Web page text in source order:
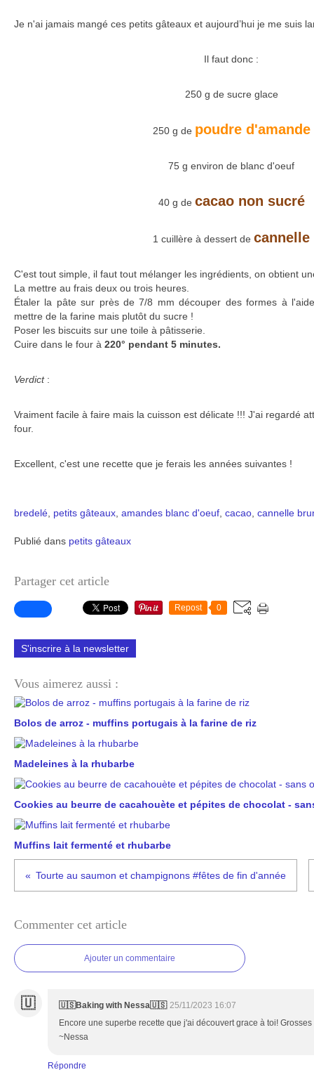
Je n'ai jamais mangé ces petits gâteaux et aujourd’hui je me suis
Il faut donc :
250 g de sucre glace
250 g de poudre d'amande
75 g environ de blanc d'oeuf
40 g de cacao non sucré
1 cuillère à dessert de cannelle
C'est tout simple, il faut tout mélanger les ingrédients, on obtient
La mettre au frais deux ou trois heures.
Étaler la pâte sur près de 7/8 mm découper des formes à
mettre de la farine mais plutôt du sucre !
Poser les biscuits sur une toile à pâtisserie.
Cuire dans le four à 220° pendant 5 minutes.
Verdict :
Vraiment facile à faire mais la cuisson est délicate !!! J'ai regardé
four.
Excellent, c'est une recette que je ferais les années suivantes !
bredelé petits gâteaux amandes blanc d'oeuf cacao cannelle
Publié dans petits gâteaux
Partager cet article
Repost 0
S'inscrire à la newsletter
Vous aimerez aussi :
Bolos de arroz - muffins portugais à la farine de riz
Madeleines à la rhubarbe
Cookies au beurre de cacahouète et pépites de chocolat -
Muffins lait fermenté et rhubarbe
Tourte au saumon et champignons #fêtes de fin d'année
Commenter cet article
Ajouter un commentaire
🇺 🇺🇸Baking with Nessa🇺🇸 25/11/2023 16:07
Encore une superbe recette que j'ai découvert grace à toi!
~Nessa
Répondre